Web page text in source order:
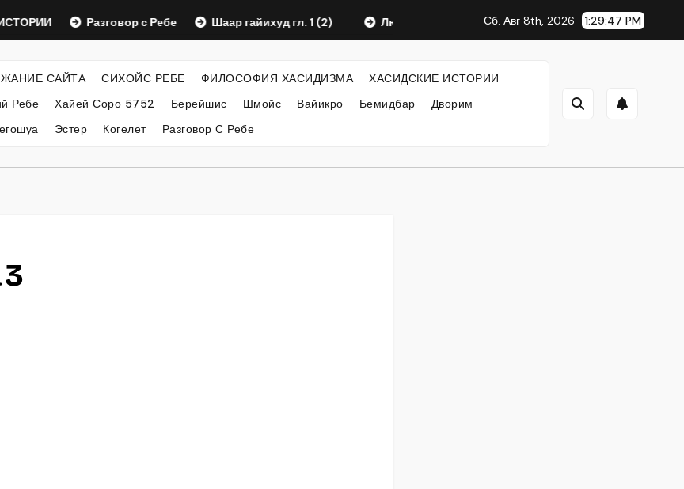
Разговор с Ребе Шаар гайихуд гл. 1 (2) Любавический Ребе ФИЛОСОФИЯ ХАСИДИЗМА
Сб. Авг 8th, 2026 1:29:48 PM
САЙТА СИХОЙС РЕБЕ ФИЛОСОФИЯ ХАСИДИЗМА
ХАСИДСКИЕ ИСТОРИИ
Ребе
Хайей Соро 5752 Берейшис Шмойс Вайикро Бемидбар
Дворим
Эстер Когелет Разговор С Ребе